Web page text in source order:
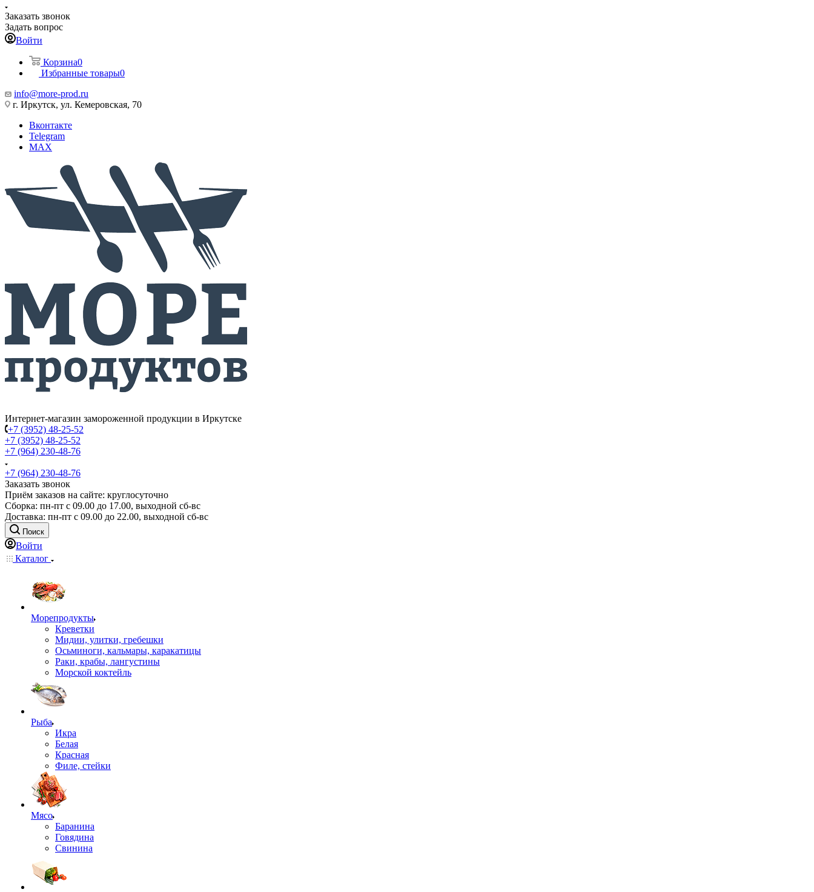
Заказать звонок
Задать вопрос
Войти
Корзина0
Избранные товары0
info@more-prod.ru
г. Иркутск, ул. Кемеровская, 70
Вконтакте
Telegram
MAX
Интернет-магазин замороженной продукции в Иркутске
+7 (3952) 48-25-52
+7 (3952) 48-25-52
+7 (964) 230-48-76
+7 (964) 230-48-76
Заказать звонок
Приём заказов на сайте: круглосуточно
Сборка: пн-пт с 09.00 до 17.00, выходной сб-вс
Доставка: пн-пт с 09.00 до 22.00, выходной сб-вс
Поиск
Войти
Каталог
Морепродукты
Креветки
Мидии, улитки, гребешки
Осьминоги, кальмары, каракатицы
Раки, крабы, лангустины
Морской коктейль
Рыба
Икра
Белая
Красная
Филе, стейки
Мясо
Баранина
Говядина
Свинина